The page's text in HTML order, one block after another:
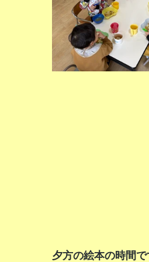
夕方の絵本の時間で